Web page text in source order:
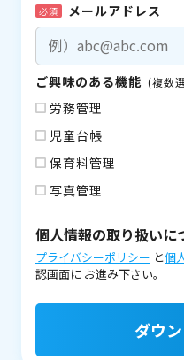
必須 メールアドレス
ご興味のある機能 (複数
労務管理
児童台帳
保育料管理
写真管理
個人情報の取り扱いに
プライバシーポリシー と個
認画面に お進み下さい。
ダウ